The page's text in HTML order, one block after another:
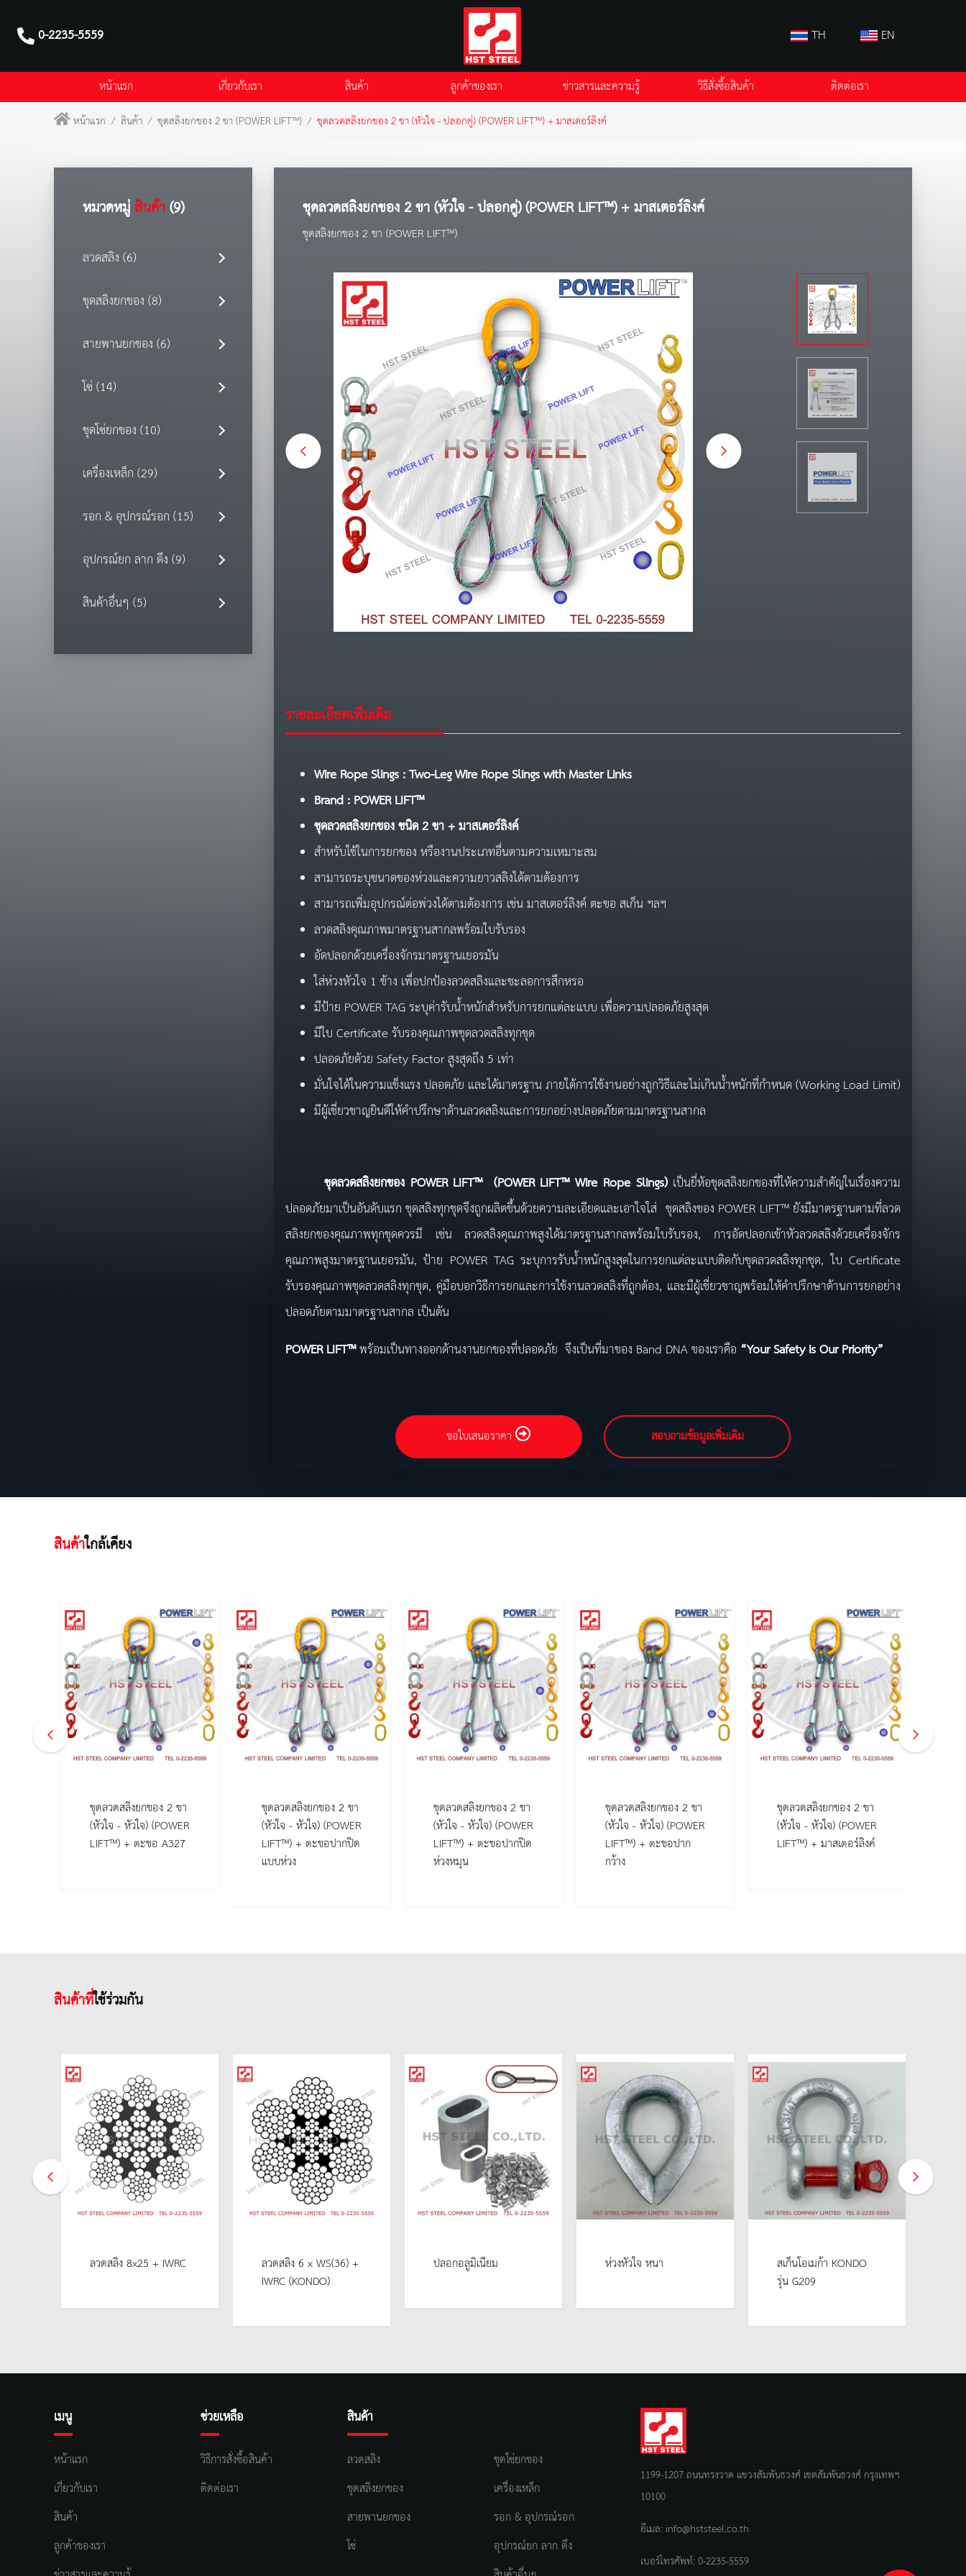
0-2235-5559 TH EN
หน้าแรก เกี่ยวกับเรา สินค้า ลูกค้าของเรา ข่าวสารและความรู้ วิธีสั่งซื้อสินค้า ติดต่อเรา
หน้าแรก สินค้า ชุดสลิงยกของ 2 ขา (POWER LIFT™) ชุดลวดสลิงยกของ 2 ขา (หัวใจ - ปลอกคู่) (POWER LIFT™) + มาสเตอร์ลิงค์
หมวดหมู่สินค้า(9)
ลวดสลิง (6)
ชุดสลิงยกของ (8)
สายพานยกของ (6)
โซ่ (14)
ชุดโซ่ยกของ (10)
เครื่องเหล็ก (29)
รอก & อุปกรณ์รอก (15)
อุปกรณ์ยก ลาก ดึง (9)
สินค้าอื่นๆ (5)
ชุดลวดสลิงยกของ 2 ขา (หัวใจ - ปลอกคู่) (POWER LIFT™) + มาสเตอร์ลิงค์
ชุดสลิงยกของ 2 ขา (POWER LIFT™)
รายละเอียดเพิ่มเติม
Wire Rope Slings : Two-Leg Wire Rope Slingswith MasterLinks
Brand : POWER LIFT™
ชุดลวดสลิงยกของ ชนิด 2 ขา + มาสเตอร์ลิงค์
สำหรับใช้ในการยกของ หรืองานประเภทอื่นตามความเหมาะสม
สามารถระบุขนาดของห่วงและความยาวสลิงได้ตามต้องการ
สามารถเพิ่มอุปกรณ์ต่อพ่วงได้ตามต้องการ เช่น มาสเตอร์ลิงค์ ตะขอ สเก็น ฯลฯ
ลวดสลิงคุณภาพมาตรฐานสากลพร้อมใบรับรอง
อัดปลอกด้วยเครื่องจักรมาตรฐานเยอรมัน
ใส่ห่วงหัวใจ 1 ข้าง เพื่อปกป้องลวดสลิงและชะลอการสึกหรอ
มีป้าย POWER TAG ระบุค่ารับน้ำหนักสำหรับการยกแต่ละแบบ เพื่อความปลอดภัยสูงสุด
มีใบ Certificate รับรองคุณภาพชุดลวดสลิงทุกชุด
ปลอดภัยด้วย Safety Factor สูงสุดถึง 5 เท่า
มั่นใจได้ในความแข็งแรง ปลอดภัย และได้มาตรฐาน ภายใต้การใช้งานอย่างถูกวิธีและไม่เกินน้ำหนักที่กำหนด (Working Load Limit)
มีผู้เชี่ยวชาญยินดีให้คำปรึกษาด้านลวดสลิงและการยกอย่างปลอดภัยตามมาตรฐานสากล
ชุดลวดสลิงยกของPOWER LIFT™ (POWER LIFT™Wire Rope Slings) เป็นยี่ห้อชุดสลิงยกของที่ให้ความสำคัญในเรื่องความ
ปลอดภัยมาเป็นอันดับแรก ชุดสลิงทุกชุดจึงถูกผลิตขึ้นด้วยความละเอียดและเอาใจใส่ ชุดสลิงของ POWER LIFT™ ยังมีมาตรฐานตามที่ลวด
สลิงยกของคุณภาพทุกชุดควรมี เช่น ลวดสลิงคุณภาพสูงได้มาตรฐานสากลพร้อมใบรับรอง, การอัดปลอกเข้าหัวลวดสลิงด้วยเครื่องจักร
คุณภาพสูงมาตรฐานเยอรมัน, ป้าย POWER TAG ระบุการรับน้ำหนักสูงสุดในการยกแต่ละแบบติดกับชุดลวดสลิงทุกชุด, ใบ Certificate
รับรองคุณภาพชุดลวดสลิงทุกชุด, คู่มือบอกวิธีการยกและการใช้งานลวดสลิงที่ถูกต้อง, และมีผู้เชี่ยวชาญพร้อมให้คำปรึกษาด้านการยกอย่าง
ปลอดภัยตามมาตรฐานสากล เป็นต้น
POWER LIFT™พร้อมเป็นทางออกด้านงานยกของที่ปลอดภัย จึงเป็นที่มาของ Band DNA ของเราคือ “Your Safety is Our Priority”
ขอใบเสนอราคา สอบถามข้อมูลเพิ่มเติม
สินค้าใกล้เคียง
ชุดลวดสลิงยกของ 2 ขา
(หัวใจ - หัวใจ) (POWER
LIFT™) + ตะขอ A327
ชุดลวดสลิงยกของ 2 ขา
(หัวใจ - หัวใจ) (POWER
LIFT™) + ตะขอปากปิด
แบบห่วง
ชุดลวดสลิงยกของ 2 ขา
(หัวใจ - หัวใจ) (POWER
LIFT™) + ตะขอปากปิด
ห่วงหมุน
ชุดลวดสลิงยกของ 2 ขา
(หัวใจ - หัวใจ) (POWER
LIFT™) + ตะขอปาก
กว้าง
ชุดลวดสลิงยกของ 2 ขา
(หัวใจ - หัวใจ) (POWER
LIFT™) + มาสเตอร์ลิงค์
สินค้าที่ใช้ร่วมกัน
ลวดสลิง 8x25 + IWRC
ลวดสลิง 6 x WS(36) +
IWRC (KONDO)
ปลอกอลูมิเนียม ห่วงหัวใจ หนา
สเก็นโอเมก้า KONDO
รุ่น G209
เมนู
หน้าแรก
เกี่ยวกับเรา
สินค้า
ลูกค้าของเรา
ช่วยเหลือ
วิธีการสั่งซื้อสินค้า
ติดต่อเรา
สินค้า
ลวดสลิง
ชุดสลิงยกของ
สายพานยกของ
โซ่
ชุดโซ่ยกของ
เครื่องเหล็ก
รอก & อุปกรณ์รอก
อุปกรณ์ยก ลาก ดึง
1199-1207 ถนนทรงวาด แขวงสัมพันธวงศ์ เขตสัมพันธวงศ์ กรุงเทพฯ
10100
อีเมล: info@hststeel.co.th
เบอร์โทรศัพท์:0-2235-5559